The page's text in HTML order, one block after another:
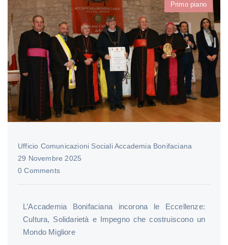
Primo piano
Ufficio Comunicazioni Sociali Accademia Bonifaciana
29 Novembre 2025
0 Comments
L’Accademia Bonifaciana incorona le Eccellenze:
Cultura, Solidarietà e Impegno che costruiscono un
Mondo Migliore